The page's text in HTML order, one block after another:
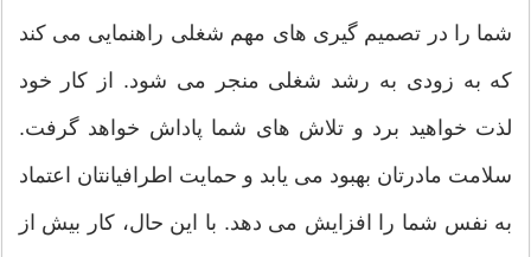
شما را در تصمیم گیری های مهم شغلی راهنمایی می کند
که به زودی به رشد شغلی منجر می شود. از کار خود
لذت خواهید برد و تلاش های شما پاداش خواهد گرفت.
سلامت مادرتان بهبود می یابد و حمایت اطرافیانتان اعتماد
به نفس شما را افزایش می دهد. با این حال، کار بیش از